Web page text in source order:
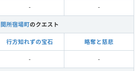
- -
関所宿場町のクエスト
行方知れずの宝石 略奪と慈悲
- -